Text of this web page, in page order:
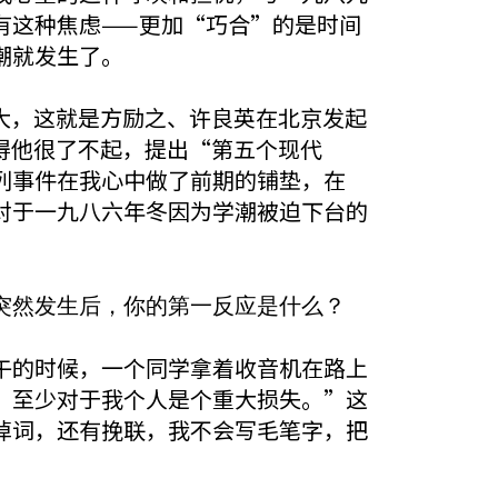
这种焦虑——更加“巧合”的是时间
发生了。
这就是方励之、许良英在北京发起
他很了不起，提出“第五个现代
件在我心中做了前期的铺垫，在
一九八六年冬因为学潮被迫下台的
发生后，你的第一反应是什么？
时候，一个同学拿着收音机在路上
至少对于我个人是个重大损失。”这
，还有挽联，我不会写毛笔字，把